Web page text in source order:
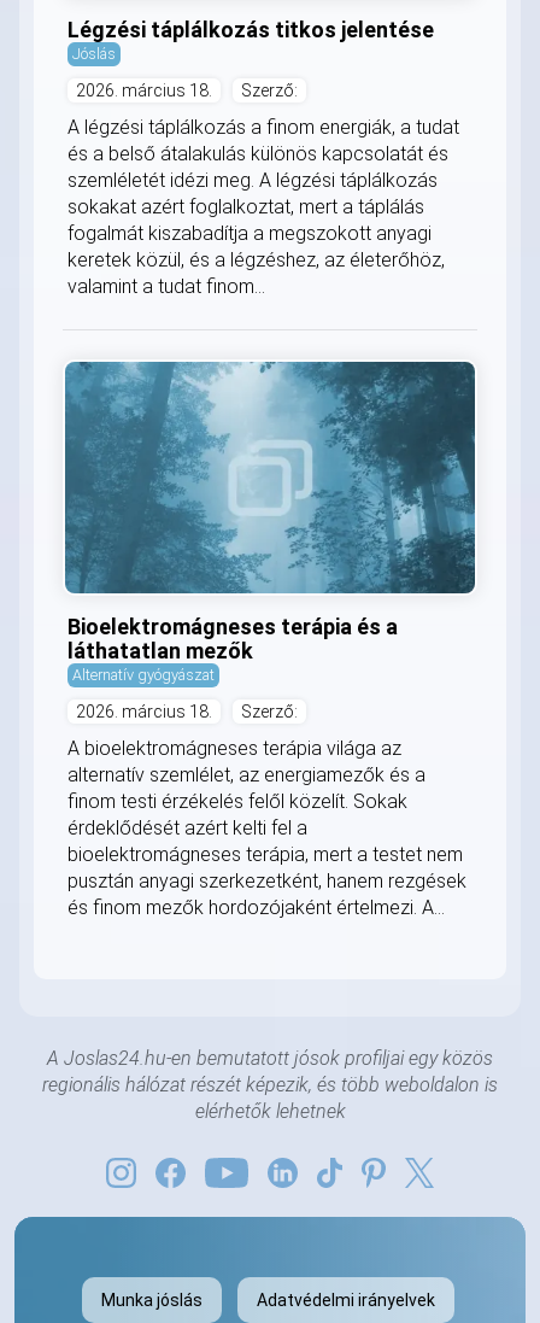
Légzési táplálkozás titkos jelentése
Jóslás
2026. március 18. Szerző:
A légzési táplálkozás a finom energiák, a tudat
és a belső átalakulás különös kapcsolatát és
szemléletét idézi meg. A légzési táplálkozás
sokakat azért foglalkoztat, mert a táplálás
fogalmát kiszabadítja a megszokott anyagi
keretek közül, és a légzéshez, az életerőhöz,
valamint a tudat finom...
Bioelektromágneses terápia és a
láthatatlan mezők
Alternatív gyógyászat
2026. március 18. Szerző:
A bioelektromágneses terápia világa az
alternatív szemlélet, az energiamezők és a
finom testi érzékelés felől közelít. Sokak
érdeklődését azért kelti fel a
bioelektromágneses terápia, mert a testet nem
pusztán anyagi szerkezetként, hanem rezgések
és finom mezők hordozójaként értelmezi. A...
A Joslas24.hu-en bemutatott jósok profiljai egy közös
regionális hálózat részét képezik, és több weboldalon is
elérhetők lehetnek
Munka jóslás Adatvédelmi irányelvek